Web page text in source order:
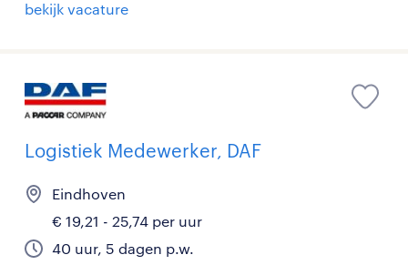
bekijk vacature
Logistiek Medewerker, DAF
Eindhoven
€ 19,21 - 25,74 per uur
40 uur, 5 dagen p.w.